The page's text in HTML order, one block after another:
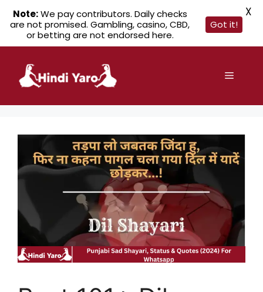
content
Menu
Note:We pay contributors. Daily checks
are not promised. Gambling, casino, CBD,
or betting are not endorsed here.
Got it!
X